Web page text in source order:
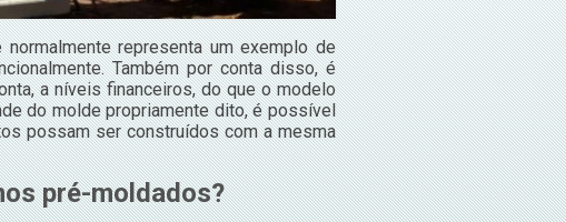
representa um exemplo de
Também por conta disso, é
a níveis financeiros, do que o modelo
do molde propriamente dito, é possível
possam ser construídos com a mesma
pré-moldados?